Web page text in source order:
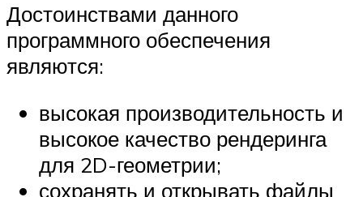
Достоинствами данного
программного обеспечения
являются:
высокая производительность и
высокое качество рендеринга
для 2D-геометрии;
сохранять и открывать файлы